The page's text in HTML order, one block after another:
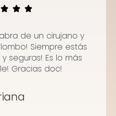
de un cirujano y
Siempre estás
seguras! Es lo más
Gracias doc!